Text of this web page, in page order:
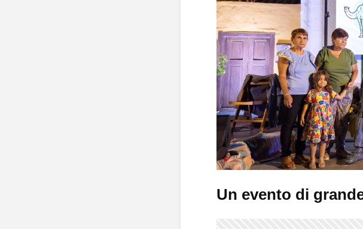
Un evento di